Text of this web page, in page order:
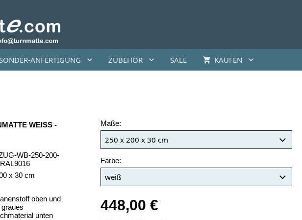
SONDER-ANFERTIGUNG ZUBEHÖR SALE KAUFEN
WEISS - 2
WB-250-200-
x 30 cm
oben und
unten
Maße:
Farbe:
448,00 €